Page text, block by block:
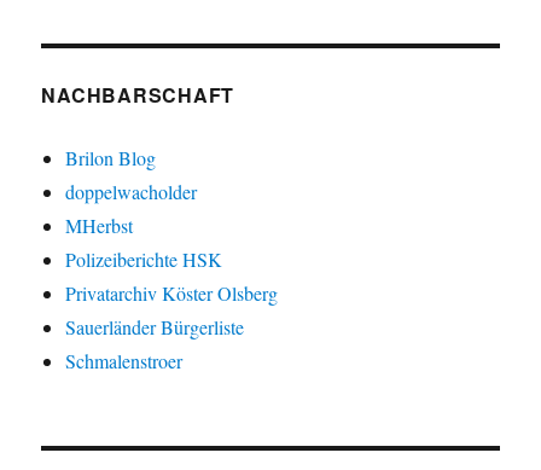
NACHBARSCHAFT
Brilon Blog
doppelwacholder
MHerbst
Polizeiberichte HSK
Privatarchiv Köster Olsberg
Sauerländer Bürgerliste
Schmalenstroer